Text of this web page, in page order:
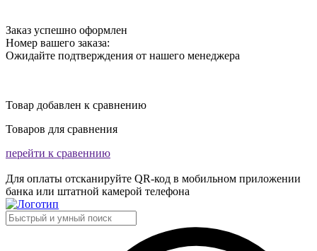
Заказ успешно оформлен
Номер вашего заказа:
Ожидайте подтверждения от нашего менеджера
Товар добавлен к сравнению
Товаров для сравнения
перейти к сравеннию
Для оплаты отсканируйте QR-код в мобильном приложении
банка или штатной камерой телефона